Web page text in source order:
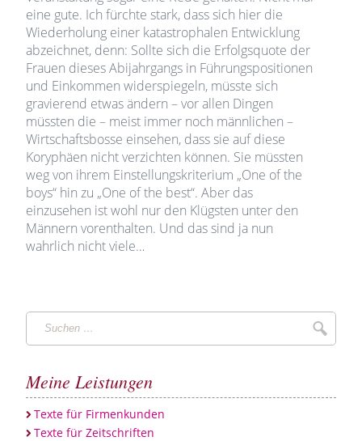
eine gute. Ich fürchte stark, dass sich hier die
Wiederholung einer katastrophalen Entwicklung
abzeichnet, denn: Sollte sich die Erfolgsquote der
Frauen dieses Abijahrgangs in Führungspositionen
und Einkommen widerspiegeln, müsste sich
gravierend etwas ändern – vor allen Dingen
müssten die – meist immer noch männlichen –
Wirtschaftsbosse einsehen, dass sie auf diese
Koryphäen nicht verzichten können. Sie müssten
weg von ihrem Einstellungskriterium „One of the
boys“ hin zu „One of the best“. Aber das
einzusehen ist wohl nur den Klügsten unter den
Männern vorenthalten. Und das sind ja nun
wahrlich nicht viele…
Suchen
…
Meine Leistungen
Texte für Firmenkunden
Texte für Zeitschriften